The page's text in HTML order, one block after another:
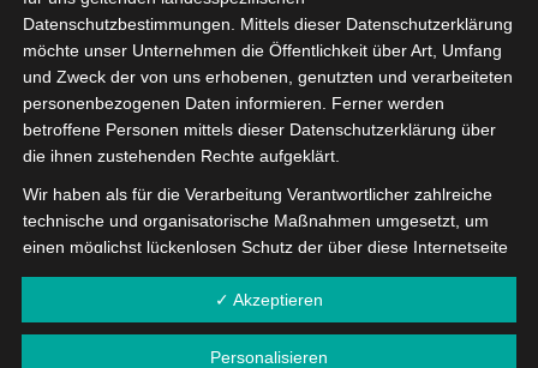
Project Example 2 – IllustrationsAdditional Information
Ut tempor lacinia purus, ac gravida tortor suscipit eget.
Maecenas id mi ac sapien ornare imperdiet. Nullam et
faucibus urna, at bibendum ante. Donec…
Project Example 2 – Nature
Datenschutzbestimmungen. Mittels dieser Datenschutzerklärung
möchte unser Unternehmen die Öffentlichkeit über Art, Umfang
und Zweck der von uns erhobenen, genutzten und verarbeiteten
personenbezogenen Daten informieren. Ferner werden
betroffene Personen mittels dieser Datenschutzerklärung über
die ihnen zustehenden Rechte aufgeklärt.
Wir haben als für die Verarbeitung Verantwortlicher zahlreiche
technische und organisatorische Maßnahmen umgesetzt, um
einen möglichst lückenlosen Schutz der über diese Internetseite
verarbeiteten personenbezogenen Daten sicherzustellen.
Dennoch können Internetbasierte Datenübertragungen
grundsätzlich Sicherheitslücken aufweisen, sodass ein absoluter
Schutz nicht gewährleistet werden kann. Aus diesem Grund
✓ Akzeptieren
Personalisieren